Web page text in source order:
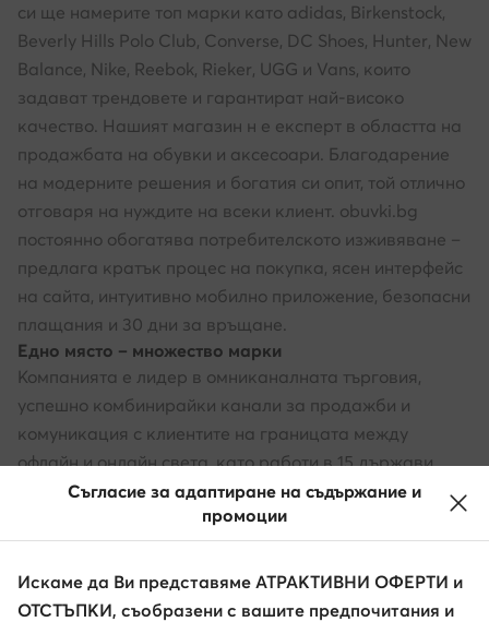
си ще намерите топ марки като adidas, Birkenstock,
Beverly Hills Polo Club, Converse, DC Shoes, Hunter, New
Balance, Nike, Reebok, Rieker, UGG и Vans, които
задават трендовете и гарантират най-високо
качество. Нашият магазин н е експерт в областта на
продажбата на обувки и аксесоари. Благодарение
на модерните решения и богатия си опит, той отлично
отговаря на нуждите на всеки клиент. obuvki.bg
постоянно обогатява потребителското изживяване –
предлага кратък процес на покупка, ясен интерфейс
на сайта, интуитивно мобилно приложение, безопасни
плащания и 30 дни за връщане.
Едно място – множество марки
Компанията е лидер в омниканалната търговия,
успешно комбинирайки канали за продажби и
комуникация с клиентите на границата между
офлайн и онлайн света, като работи в 15 държави.
Магазините на обувки.bg се намират в 49 локации в
България и в чужбина, включително в Чехия, Румъния,
както и в Латвия и Словакия. Бъдете още по-близо
до топ марките с obuvki.bg.
Съгласие за адаптиране на съдържание и
промоции
Искаме да Ви представяме АТРАКТИВНИ ОФЕРТИ и
ОТСТЪПКИ, съобразени с вашите предпочитания и